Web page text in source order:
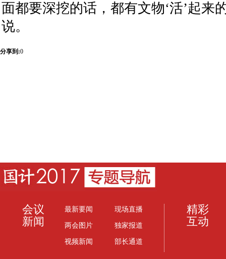
面都要深挖的话，都有文物‘活’起来
说。
分享到:0